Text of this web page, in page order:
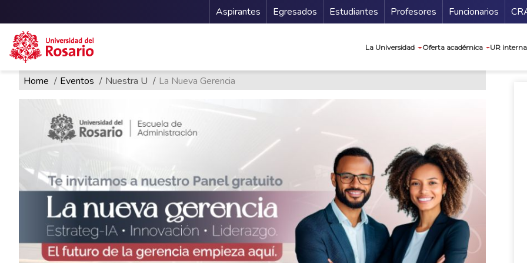
Pasar al contenido principal
Menu Secundario
Aspirantes Egresados Estudiantes Profesores Funcionarios
La Universidad Oferta académica UR
Ruta de navegación
Home Eventos Nuestra U La Nueva Gerencia